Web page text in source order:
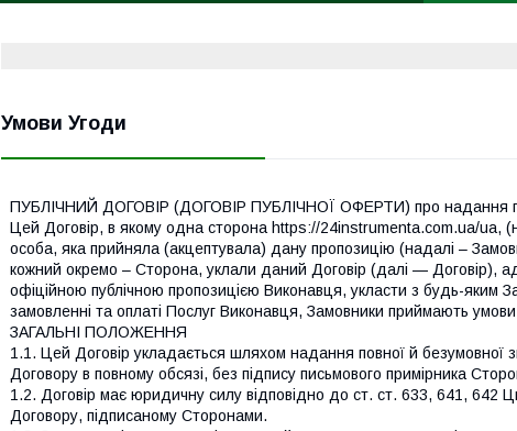
Умови Угоди
ПУБЛІЧНИЙ ДОГОВІР (ДОГОВІР ПУБЛІЧНОЇ ОФЕРТИ) про надання
Цей Договір, в якому одна сторона https://24instrumenta.com.ua/ua,
особа, яка прийняла (акцептувала) дану пропозицію (надалі –
кожний окремо – Сторона, уклали даний Договір (далі — Договір),
офіційною публічною пропозицією Виконавця, укласти з будь-яким
замовленні та оплаті Послуг Виконавця, Замовники приймають
ЗАГАЛЬНІ ПОЛОЖЕННЯ
1.1. Цей Договір укладається шляхом надання повної й безумовної
Договору в повному обсязі, без підпису письмового примірника
1.2. Договір має юридичну силу відповідно до ст. ст. 633, 641, 642
Договору, підписаному Сторонами.